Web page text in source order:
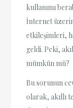
kullanımı
İnternet
etkileşimleri,
geldi. Peki,
mümkün mü?
Bu sorunun
olarak, akıllı